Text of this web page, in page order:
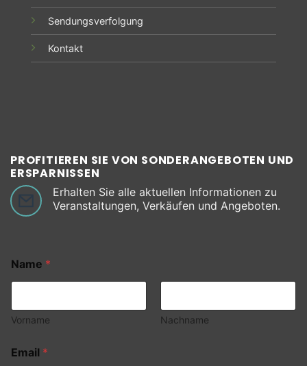
Sendungsverfolgung
Kontakt
PROFITIEREN SIE VON SONDERANGEBOTEN UND
ERSPARNISSEN
Erhalten Sie alle aktuellen Informationen zu
Veranstaltungen, Verkäufen und Angeboten.
Name *
Vorname Nachname
Email *